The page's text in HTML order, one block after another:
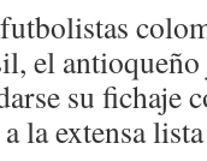
el
su fichaje
a la extensa